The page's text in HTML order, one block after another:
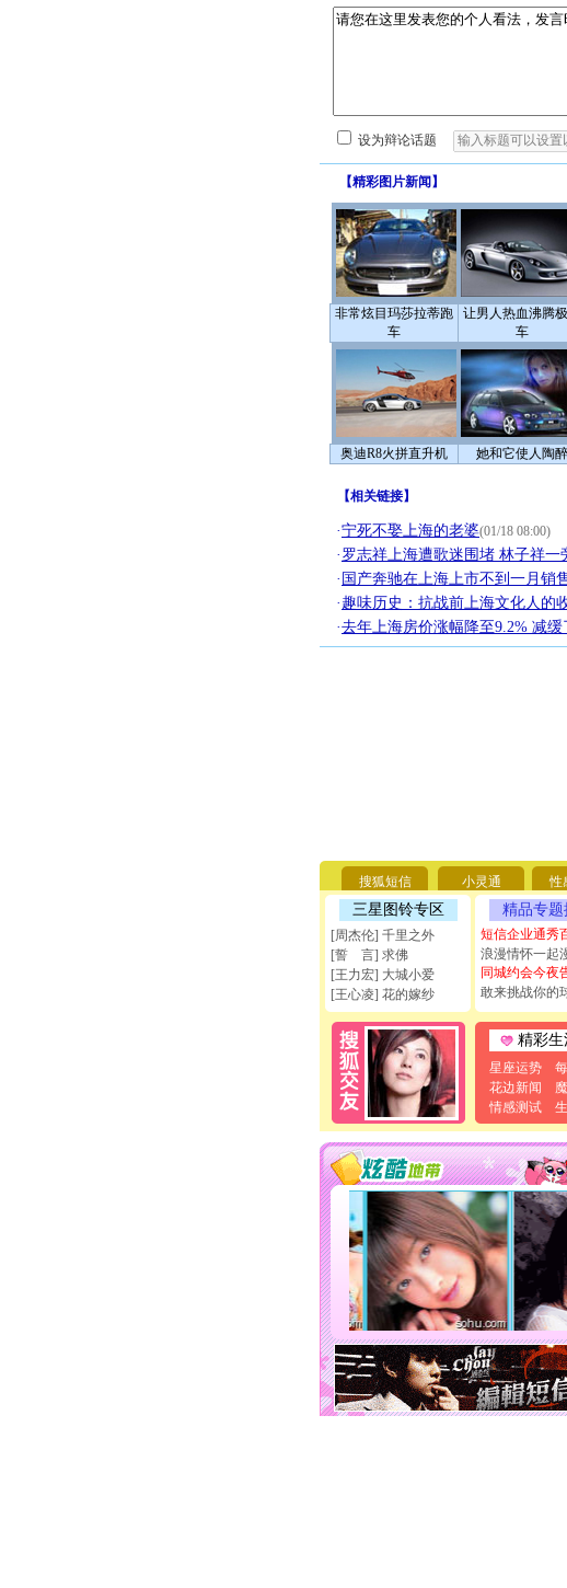
设为辩论话题
【精彩图片新闻 】
非常炫目玛莎拉蒂跑
车
让男人热血沸腾
车
奥迪R8火拼直升机 她和它使人陶醉
【相关链接】
·宁死不娶上海的老婆(01/18 08:00)
· 罗志祥上海遭歌迷围堵 林子祥一
· 国产奔驰在上海上市不到一月销
· 趣味历史：抗战前上海文化人的
·去年上海房价涨幅降至9.2% 减缓
搜狐短信 小灵通 性
三星图铃专区
[周杰伦] 千里之外
[誓 言] 求佛
[王力宏] 大城小爱
[王心凌] 花的嫁纱
精品专题
短信企业通秀
浪漫情怀一起
同城约会今夜
敢来挑战你的
精彩生
星座运势
花边新闻
情感测试